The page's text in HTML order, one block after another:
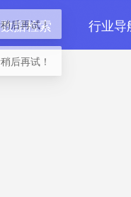
数据检索 行业导